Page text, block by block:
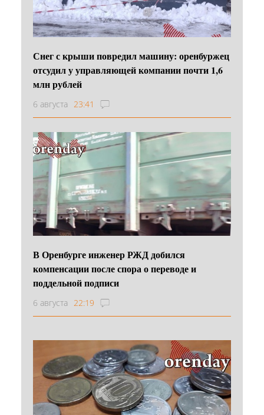
Снег с крыши повредил машину: оренбуржец
отсудил у управляющей компании почти 1,6
млн рублей
6 августа 23:41
В Оренбурге инженер РЖД добился
компенсации после спора о переводе и
поддельной подписи
6 августа 22:19